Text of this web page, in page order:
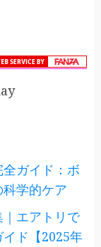
ガイド：ボ
学的ケア
エアトリで
ド【2025年